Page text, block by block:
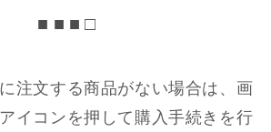
■ ■ ■ □
注文する商品がない場合は、画
イコンを押して購入手続きを行